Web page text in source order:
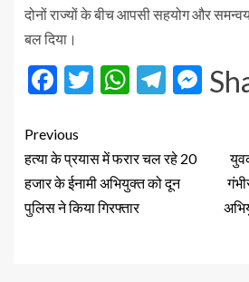
दोनों राज्यों के बीच आपसी सहयोग और
बल दिया।
Facebook
Twitter
Previous
हत्या के प्रयास में फरार चल रहे 20
हजार के ईनामी अभियुक्त को दून
पुलिस ने किया गिरफ्तार